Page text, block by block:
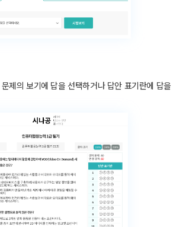
제의 보기에 답을 선택하거나 답안 표기란에 답을